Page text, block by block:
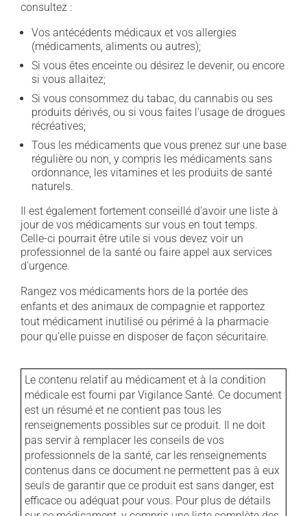
consultez :
Vos antécédents médicaux et vos allergies
(médicaments, aliments ou autres);
Si vous êtes enceinte ou désirez le devenir, ou encore
si vous allaitez;
Si vous consommez du tabac, du cannabis ou ses
produits dérivés, ou si vous faites l'usage de drogues
récréatives;
Tous les médicaments que vous prenez sur une base
régulière ou non, y compris les médicaments sans
ordonnance, les vitamines et les produits de santé
naturels.
Il est également fortement conseillé d'avoir une liste à
jour de vos médicaments sur vous en tout temps.
Celle-ci pourrait être utile si vous devez voir un
professionnel de la santé ou faire appel aux services
d'urgence.
Rangez vos médicaments hors de la portée des
enfants et des animaux de compagnie et rapportez
tout médicament inutilisé ou périmé à la pharmacie
pour qu'elle puisse en disposer de façon sécuritaire.
Le contenu relatif au médicament et à la condition
médicale est fourni par Vigilance Santé. Ce document
est un résumé et ne contient pas tous les
renseignements possibles sur ce produit. Il ne doit
pas servir à remplacer les conseils de vos
professionnels de la santé, car les renseignements
contenus dans ce document ne permettent pas à eux
seuls de garantir que ce produit est sans danger, est
efficace ou adéquat pour vous. Pour plus de détails